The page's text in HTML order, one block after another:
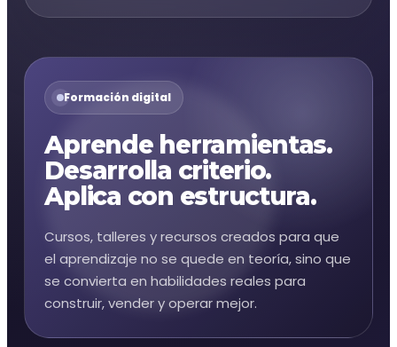
Formación digital
Aprende herramientas.
Desarrolla criterio.
Aplica con estructura.
Cursos, talleres y recursos creados para que
el aprendizaje no se quede en teoría, sino que
se convierta en habilidades reales para
construir, vender y operar mejor.